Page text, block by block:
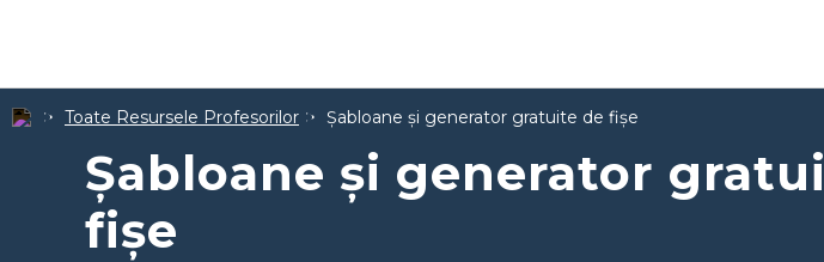
Toate Resursele Profesorilor Șabloane și generator gratuite de fișe
Șabloane și generator
fișe